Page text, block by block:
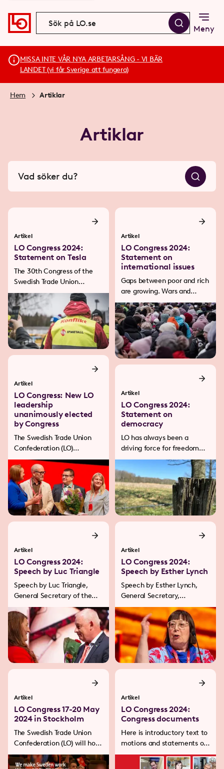
Meny
MISSA INTE VÅR NYA ARBETARSÅNG - VI BÄR
LANDET (vi får Sverige att fungera)
Hem Artiklar
Artiklar
Artikel
LO Congress 2024:
Statement on Tesla
The 30th Congress of the
Swedish Trade Union
Confederation, LO, stands
unanimously behind IF
Metall in the fight for a
collective agreement at
Tesla.
Artikel
LO Congress: New LO
leadership
unanimously elected
by Congress
The Swedish Trade Union
Confederation (LO)
Congress has unanimously
elected a new leadership
for LO. LOs newly elected
President Johan Lindholm
will hold his first longer
speech to Congress
tomorrow.
Artikel
LO Congress 2024:
Speech by Luc Triangle
Speech by Luc Triangle,
General Secretary of the
International Trade Union
Confederation, at the LO
congress 2024.
Artikel
LO Congress 17-20 May
2024 in Stockholm
The Swedish Trade Union
Confederation (LO) will hold
its 30th Statutory Congress
on 17-20 May 2024 in
Artikel
LO Congress 2024:
Statement on
international issues
Gaps between poor and rich
are growing. Wars and
conflicts hit people and
societies hard. Democracy
is more threatened than for
a long time.
Artikel
LO Congress 2024:
Statement on
democracy
LO has always been a
driving force for freedom
and democracy. For us,
silence is not an option.
Through trade union
organisation and opinion-
forming, we will strengthen
democracy and stand up for
trade union and other
Artikel
LO Congress 2024:
Speech by Esther Lynch
Speech by Esther Lynch,
General Secretary,
European Trade Union
Confederation, at the LO
congress 2024.
Artikel
LO Congress 2024:
Congress documents
Here is introductory text to
motions and statements of
opinion to LO's congress 17-
20 May 2024.